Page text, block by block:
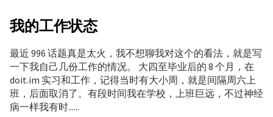
我的工作状态
最近 996 话题真是太火，我不想聊我对这个的看法，就是写
一下我自己几份工作的情况。 大四至毕业后的 8 个月，在
doit.im 实习和工作，记得当时有大小周，就是间隔周六上
班，后面取消了。有段时间我在学校，上班巨远，不过神经
病一样我有时......